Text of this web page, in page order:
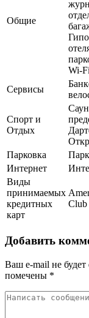
Общие
Wi-Fi
Сервисы
Спорт и
Отдых
Парковка
Интернет
Виды
принимаемых
кредитных
карт
Club
Добавить
Ваш e-mail не будет
помечены *